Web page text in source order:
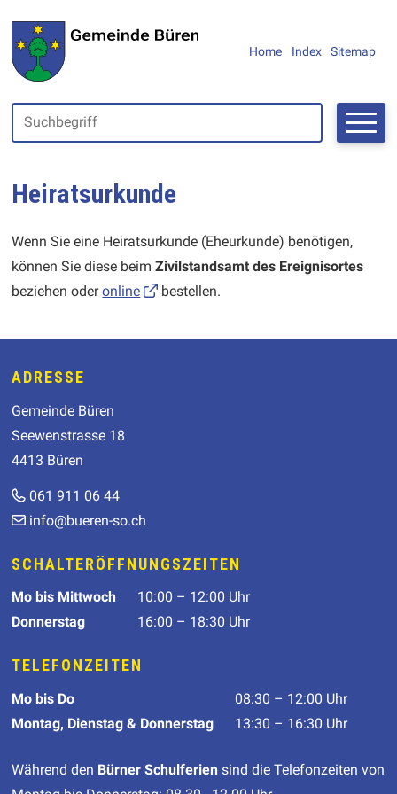
Navigieren in Büren SO
Home Index Sitemap
Suchbegriff
Suche
Heiratsurkunde
Wenn Sie eine Heiratsurkunde (Eheurkunde) benötigen,
können Sie diese beimZivilstandsamt des Ereignisortes
beziehen oderonline bestellen.
Footer
ADRESSE
Gemeinde Büren
Seewenstrasse 18
4413 Büren
061 911 06 44
info@bueren-so.ch
SCHALTERÖFFNUNGSZEITEN
Wochentag Öffnungszeit
Mo bis Mittwoch
10:00 – 12:00 Uhr
Donnerstag
16:00 – 18:30 Uhr
TELEFONZEITEN
Wochentag
Mo bis Do
08:30 – 12:00 Uhr
Montag, Dienstag & Donnerstag
13:30 – 16:30 Uhr
Während den Bürner Schulferien sind die Telefonzeiten von